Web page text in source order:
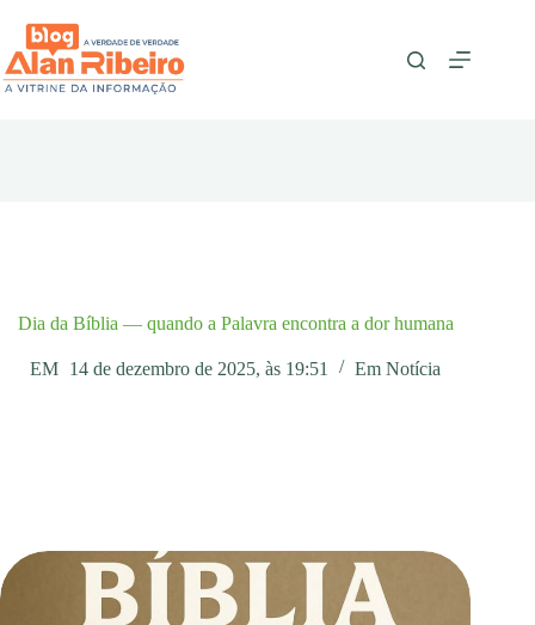
para
conteúdo
Dia da Bíblia — quando a Palavra encontra a dor humana
EM 14 de dezembro de 2025, às 19:51 Em Notícia